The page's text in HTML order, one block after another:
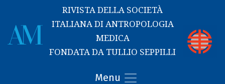
RIVISTA DELLA SOCIETÀ
ITALIANA DI ANTROPOLOGIA
MEDICA
FONDATA DA TULLIO SEPPILLI
Comitato di redazione
Menu